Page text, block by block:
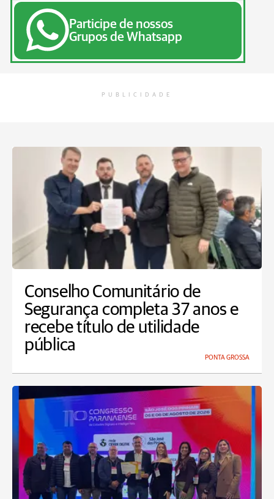
Participe de nossos
Grupos de Whatsapp
PUBLICIDADE
Conselho Comunitário de
Segurança completa 37 anos e
recebe título de utilidade
pública
PONTA GROSSA